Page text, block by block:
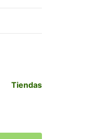
Tiendas